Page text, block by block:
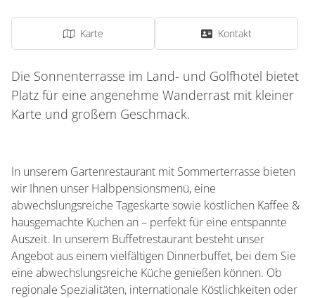
Karte Kontakt
Die Sonnenterrasse im Land- und Golfhotel bietet
Platz für eine angenehme Wanderrast mit kleiner
Karte und großem Geschmack.
In unserem Gartenrestaurant mit Sommerterrasse bieten
wir Ihnen unser Halbpensionsmenü, eine
abwechslungsreiche Tageskarte sowie köstlichen Kaffee &
hausgemachte Kuchen an – perfekt für eine entspannte
Auszeit. In unserem Buffetrestaurant besteht unser
Angebot aus einem vielfältigen Dinnerbuffet, bei dem Sie
eine abwechslungsreiche Küche genießen können. Ob
regionale Spezialitäten, internationale Köstlichkeiten oder